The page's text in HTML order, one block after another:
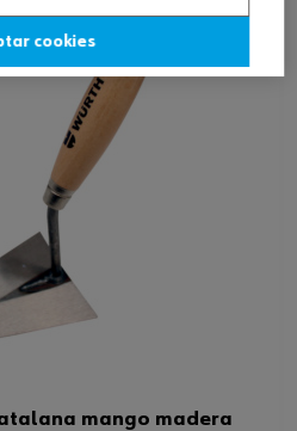
mango madera
cookies